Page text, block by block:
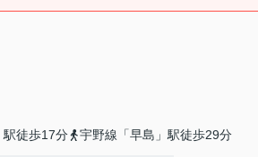
駅徒歩17分 宇野線「早島」駅徒歩29分